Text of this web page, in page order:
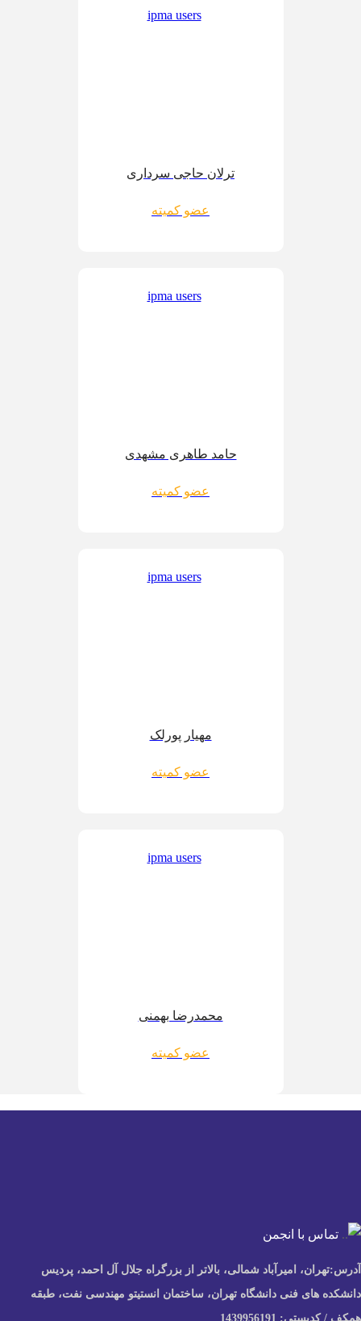
ترلان حاجی سرداری
عضو کمیته
حامد طاهری مشهدی
عضو کمیته
مهیار پورلک
عضو کمیته
محمدرضا بهمنی
عضو کمیته
انجمن
امیرآباد شمالی، بالاتر از بزرگراه جلال آل احمد، پردیس
فنی دانشگاه تهران، ساختمان انستیتو مهندسی نفت، طبقه